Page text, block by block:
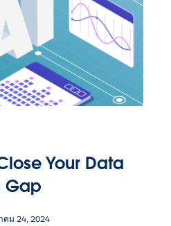
Your Data
Gap
คม 24, 2024